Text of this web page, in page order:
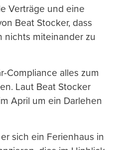
Verträge und eine
Beat Stocker, dass
nichts miteinander zu
Compliance alles zum
Laut Beat Stocker
April um ein Darlehen
sich ein Ferienhaus in